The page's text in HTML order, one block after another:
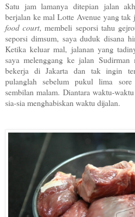
Satu jam lamanya ditepian jalan
berjalan ke mal Lotte Avenue yang
food court, membeli seporsi tahu
seporsi dimsum, saya duduk disana
Ketika keluar mal, jalanan yang
saya melenggang ke jalan
bekerja di Jakarta dan tak ingin
pulanglah sebelum pukul lima
sembilan malam. Diantara waktu-
sia-sia menghabiskan waktu dijalan.